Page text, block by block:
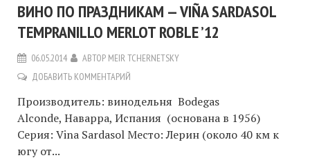
ВИНО ПО ПРАЗДНИКАМ — VIÑA SARDASOL
TEMPRANILLO MERLOT ROBLE ’12
06.05.2014 АВТОР MEIR TCHERNETSKY
ДОБАВИТЬ КОММЕНТАРИЙ
Производитель: винодельня Bodegas
Alconde, Наварра, Испания (основана в 1956)
Серия: Vina Sardasol Место: Лерин (около 40 км к
югу от...